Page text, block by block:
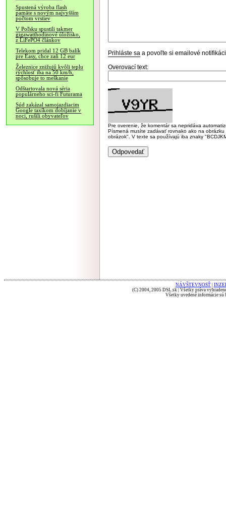
Spustená výroba flash
pamäte s novým najvyšším
počtom vrstiev
V Poľsku spustili takmer
gigawatthodinové úložisko,
z LiFePO4 článkov
Telekom pridal 12 GB balík
pre Easy, chce zaň 12 eur
Železnice znižujú kvôli teplu
rýchlosť iba na 50 km/h,
spôsobuje to meškanie
Odštartovala nová séria
populárneho sci-fi Futurama
Súd zakázal samojazdiacim
Google taxíkom dobíjanie v
noci, rušili obyvateľov
Prihláste sa a povoľte si emailové
Overovací text:
Pre overenie, že komentár sa nepridáva
Písmená musíte zadávať rovnako ako na
obrázok". V texte sa používajú iba znaky
NÁVŠTEVNOSŤ
(C) 2004, 2005 DSL.sk | Všetky práva
Všetky uvedené informácie sú